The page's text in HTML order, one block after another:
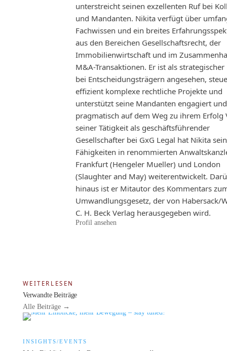
unterstreicht seinen exzellenten Ruf bei
und Mandanten. Nikita verfügt über
Fachwissen und ein breites
aus den Bereichen Gesellschaftsrecht, der
Immobilienwirtschaft und im
M&A-Transaktionen. Er ist als strategischer
bei Entscheidungsträgern angesehen,
effizient komplexe rechtliche Projekte und
unterstützt seine Mandanten engagiert und
pragmatisch auf dem Weg zu ihrem Erfolg
seiner Tätigkeit als geschäftsführender
Gesellschafter bei GxG Legal hat Nikita
Fähigkeiten in renommierten
Frankfurt (Hengeler Mueller) und London
(Slaughter and May) weiterentwickelt.
hinaus ist er Mitautor des Kommentars
Umwandlungsgesetz, der von Habersack/
C. H. Beck Verlag herausgegeben wird.
Profil ansehen
WEITERLESEN
Verwandte Beiträge
Alle Beiträge →
INSIGHTS/EVENTS